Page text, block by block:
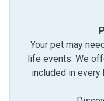
Your pet may
life events. We
included in every